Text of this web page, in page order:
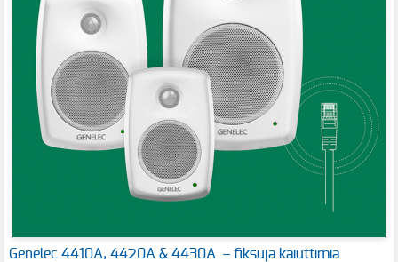
Genelec 4410A, 4420A & 4430A – fiksuja kaiuttimia